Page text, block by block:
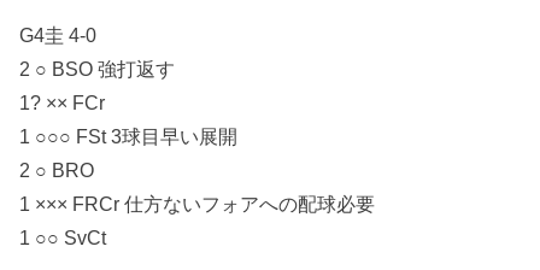
G4圭 4-0
2 ○ BSO 強打返す
1? ×× FCr
1 ○○○ FSt 3球目早い展開
2 ○ BRO
1 ××× FRCr 仕方ないフォアへの配球必要
1 ○○ SvCt